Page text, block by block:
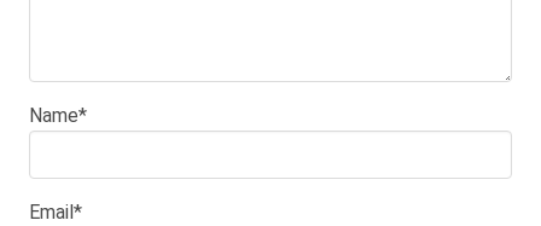
Name*
Email*